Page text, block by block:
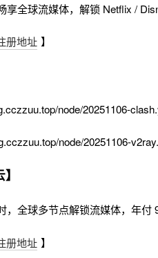
享全球流媒体，解锁 Netflix /
册地址 】
node/20251106-
node/20251106-
，全球多节点解锁流媒体，年付
册地址 】